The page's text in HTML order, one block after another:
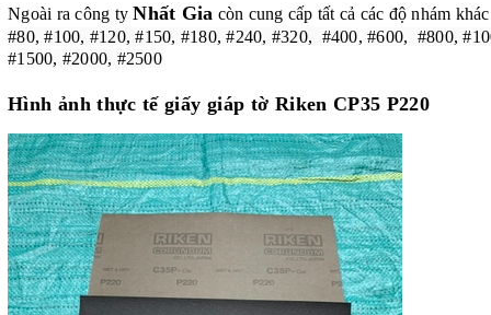
Ngoài ra công tyNhất Gia còn cung cấp tất cả các độ nhám
#80, #100, #120, #150, #180, #240, #320, #400, #600, #800,
#1500, #2000, #2500
Hình ảnh thực tế giấy giáp tờ Riken CP35 P220